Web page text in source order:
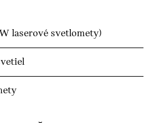
laserové svetlomety)